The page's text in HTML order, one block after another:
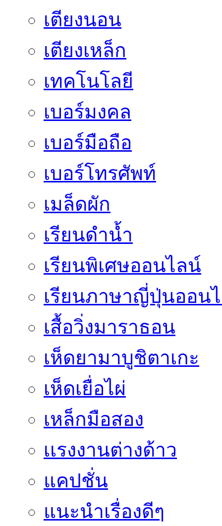
เตียงนอน
เตียงเหล็ก
เทคโนโลยี
เบอร์มงคล
เบอร์มือถือ
เบอร์โทรศัพท์
เมล็ดผัก
เรียนดำน้ำ
เรียนพิเศษออนไลน์
เรียนภาษาญี่ปุ่นออน
เสื้อวิ่งมาราธอน
เห็ดยามาบูชิตาเกะ
เห็ดเยื่อไผ่
เหล็กมือสอง
เเรงงานต่างด้าว
แคปชั่น
แนะนำเรื่องดีๆ